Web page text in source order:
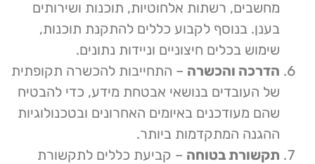
מחשבים, רשתות אלחוטיות, תוכנות ושירותים
בענן. בנוסף לקבוע כללים להתקנת תוכנות,
שימוש בכלים חיצוניים וניידות נתונים.
הדרכה והכשרה – התחייבות להכשרה תקופתית
של העובדים בנושאי אבטחת מידע, כדי להבטיח
שהם מעודכנים באיומים האחרונים ובטכנולוגיות
ההגנה המתקדמות ביותר.
תקשורת בטוחה – קביעת כללים לתקשורת